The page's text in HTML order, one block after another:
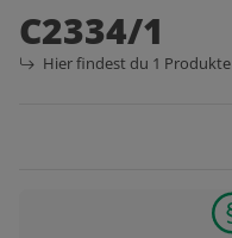
C2334/1
Hier findest du 1 Produkte